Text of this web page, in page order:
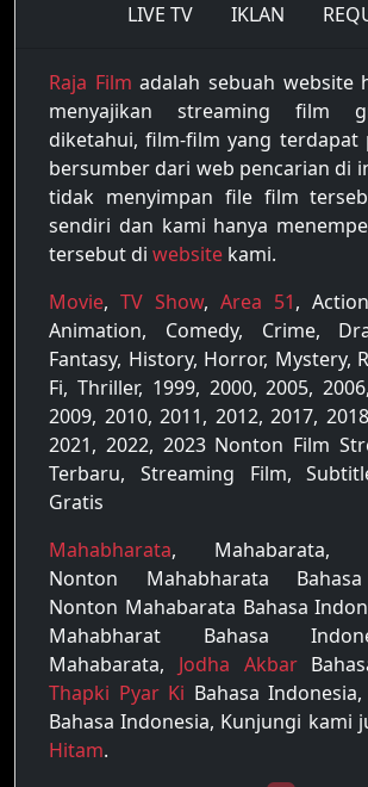
LIVE TV
IKLAN
Raja Film adalah sebuah website
menyajikan streaming film
diketahui, film-film yang terdapat
bersumber dari web pencarian di
tidak menyimpan file film
sendiri dan kami hanya
tersebut di website kami.
Movie, TV Show, Area 51,
Animation, Comedy, Crime,
Fantasy, History, Horror, Mystery,
Fi, Thriller, 1999, 2000, 2005,
2009, 2010, 2011, 2012, 2017,
2021, 2022, 2023 Nonton Film
Terbaru, Streaming Film,
Gratis
Mahabharata, Mahabarata,
Nonton Mahabharata
Nonton Mahabarata Bahasa
Mahabharat Bahasa
Mahabarata, Jodha Akbar
Thapki Pyar Ki Bahasa Indonesia,
Bahasa Indonesia, Kunjungi kami
Hitam.